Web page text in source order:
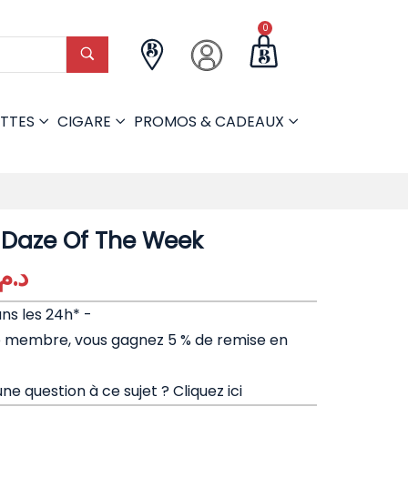
0
CIGARE PROMOS & CADEAUX
Of The Week
les 24h* -
vous gagnez 5 % de remise en
question à ce sujet ?Cliquez ici